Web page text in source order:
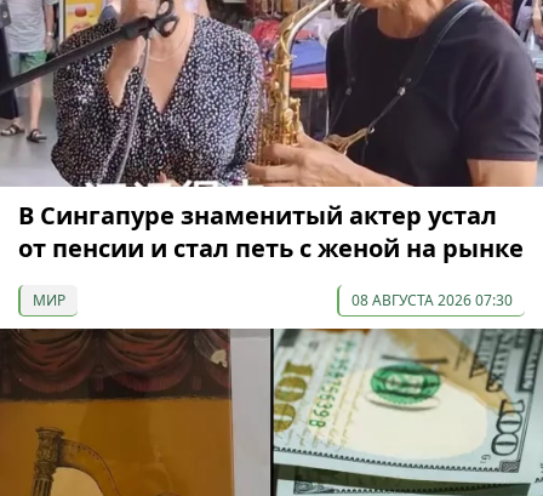
В Сингапуре знаменитый актер устал
от пенсии и стал петь с женой на рынке
МИР 08 АВГУСТА 2026 07:30